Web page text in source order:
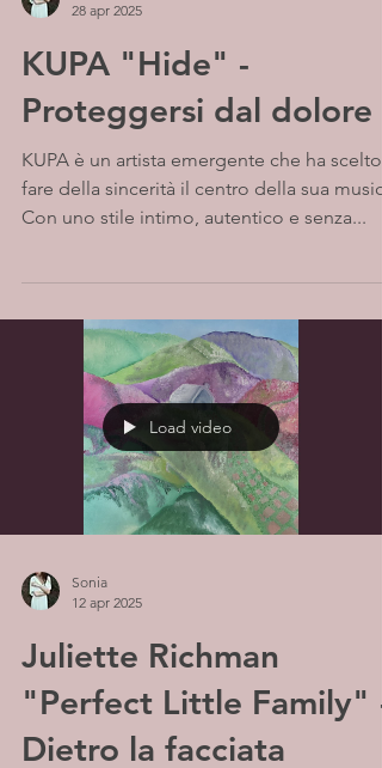
28 apr 2025
KUPA "Hide" -
Proteggersi dal dolore
KUPA è un artista emergente che ha scelto di
fare della sincerità il centro della sua
Con uno stile intimo, autentico e senza...
Load video
Sonia
12 apr 2025
Juliette Richman
"Perfect Little Family" -
Dietro la facciata